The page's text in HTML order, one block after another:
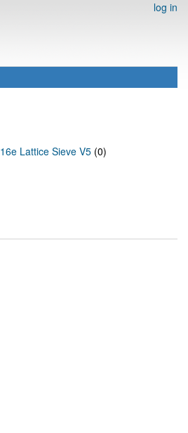
log in
16e Lattice Sieve V5 (0)